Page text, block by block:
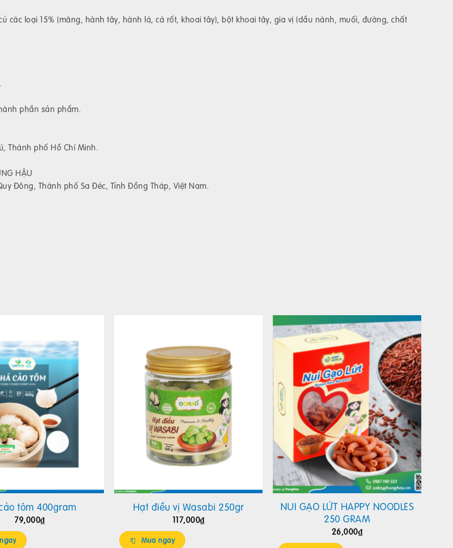
các loại 15% (măng, hành tây, hành lá, cà rốt, khoai tây), bột khoai tây, gia vị (dầu nành, muối, đường, chất
phần sản phẩm.
Thành phố Hồ Chí Minh.
HẬU
Đông, Thành phố Sa Đéc, Tỉnh Đồng Tháp, Việt Nam.
tôm 400gram
79,000₫
Hạt điều vị Wasabi 250gr
117,000₫
Mua ngay
NUI GẠO LỨT HAPPY NOODLES
250 GRAM
26,000₫